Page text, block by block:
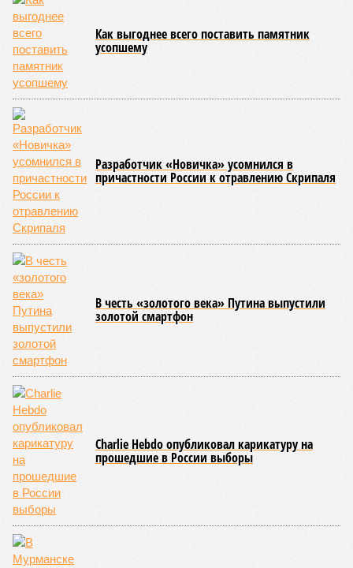
заключение о соответствии проектной документации и
разрешение на ввод жилищного комплекса в эксплуатацию –
совсем недалеко, в паре станций метро южнее, на Люблинской
улице, картина, можно сказать, прямо противоположная.
ЖК «Светлый мир «Станция Л»: та же группа компаний-
банкрот Seven Suns Development, та же
схема достройки через Capital Group осенью 2024 года, но
за прошедшие два года результатов, по словам дольщиков,
практически не видно. Поинформациииз профильных
порталов, первую очередь ЖК строители обещают сдать к
декабрю 2026 г., вторую – к марту 2028-го. Но никто при
этом из кураторов стройки не задается вопросом: как эти
сроки должны материализоваться? На строительной
площадке, по свидетельствам дольщиков, регулярно
бывающих у забора, какая-либо техника отсутствует. Ни
бетононасосов, ни работающих кранов, ни признаков
мобилизации подрядчиков. При том, что до «декабря 2026»
осталось менее полугода.
Если в «Сказочном лесу» техзаказчик публично
отчитывался о поэтапной готовности – 90%, затем 97%, с
конкретными инженерными работами (усиление
монолитных конструкций, устранение проектных ошибок) –
то по «Станции Л» подобной публичной отчётности
дольщики не видят. Ни Capital Group, ни кураторы
строительства не подтверждают ни соблюдения графика
строительства, ни объёма фактически выполненных работ.
Напрашивается закономерный вопрос: если
декларируемая «Capital Group модель (достраивать
проблемные объекты SSD») сработала на